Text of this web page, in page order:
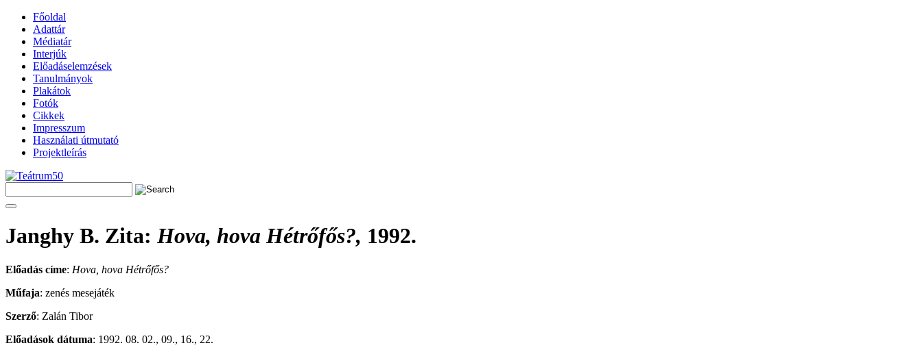
Főoldal
Adattár
Médiatár
Interjúk
Előadáselemzések
Tanulmányok
Plakátok
Fotók
Cikkek
Impresszum
Használati útmutató
Projektleírás
Janghy B. Zita:Hova, hova Hétrőfős?, 1992.
Előadás címe: Hova, hova Hétrőfős?
Műfaja: zenés mesejáték
Szerző: Zalán Tibor
Előadások dátuma: 1992. 08. 02., 09., 16., 22.